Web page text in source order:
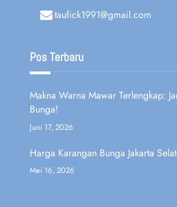
taufick1991@gmail.com
Pos Terbaru
Makna Warna Mawar Terlengkap:
Bunga!
Juni 17, 2026
Harga Karangan Bunga Jakarta
Mei 16, 2026